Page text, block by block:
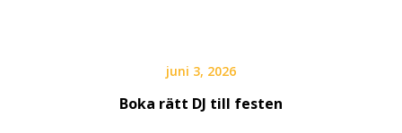
juni 3, 2026
Boka rätt DJ till festen